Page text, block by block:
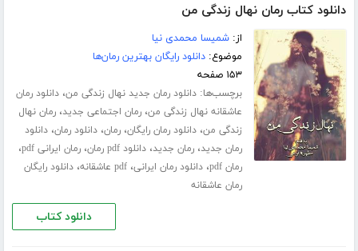
دانلود کتاب رمان نهال زندگی من
از:شمیسا محمدی نیا
موضوع:دانلود رایگان بهترین رمان‌ها
۱۵۳ صفحه
برچسب‌ها:دانلود رمان جدید نهال زندگی من،دانلود رمان
عاشقانه نهال زندگی من،رمان اجتماعی جدید،رمان نهال
زندگی من،دانلود رمان رایگان،رمان،دانلود رمان،دانلود
رمان جدید،رمان جدید،دانلود pdf رمان ،رمان ایرانی pdf ،
رمان pdf ،دانلود رمان ایرانی،pdf عاشقانه ،دانلود رایگان
رمان عاشقانه
دانلود کتاب